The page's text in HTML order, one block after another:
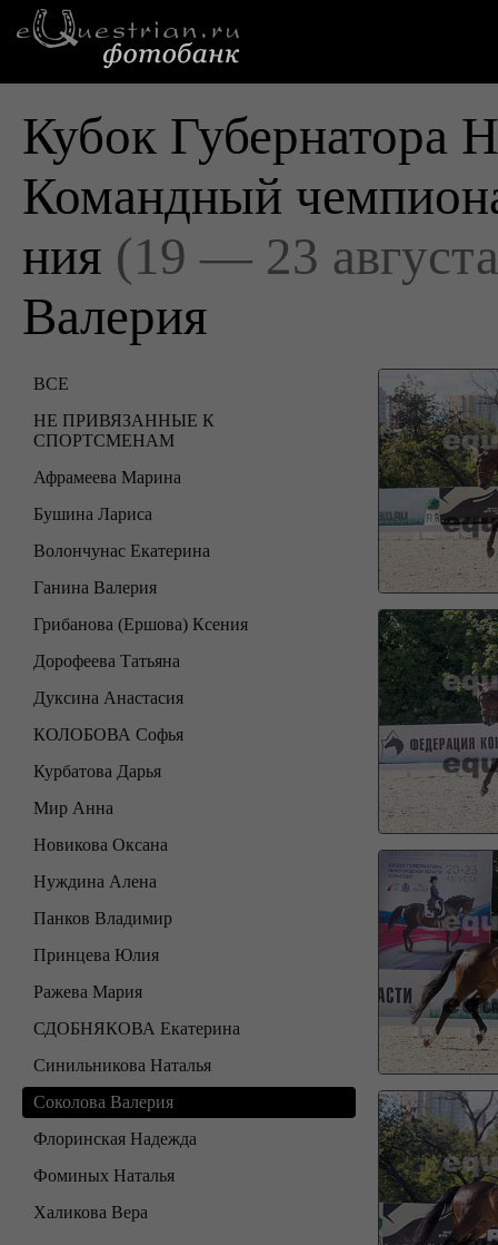
Кубок Губернатора
Командный
ния (19 — 23
Валерия
ВСЕ
НЕ ПРИВЯЗАННЫЕ К
СПОРТСМЕНАМ
Афрамеева Марина
Бушина Лариса
Волончунас Екатерина
Ганина Валерия
Грибанова (Ершова) Ксения
Дорофеева Татьяна
Дуксина Анастасия
КОЛОБОВА Софья
Курбатова Дарья
Мир Анна
Новикова Оксана
Нуждина Алена
Панков Владимир
Принцева Юлия
Ражева Мария
СДОБНЯКОВА Екатерина
Синильникова Наталья
Соколова Валерия
Флоринская Надежда
Фоминых Наталья
Халикова Вера